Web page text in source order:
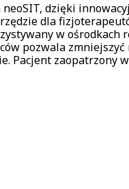
dzięki
dla
w ośrodkach
pozwala zmniejszyć
Pacjent zaopatrzony